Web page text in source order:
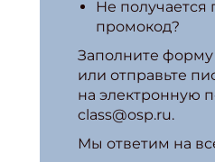
Не
промокод?
Заполните форму
или отправьте
на электронную
class@osp.ru.
Мы ответим на